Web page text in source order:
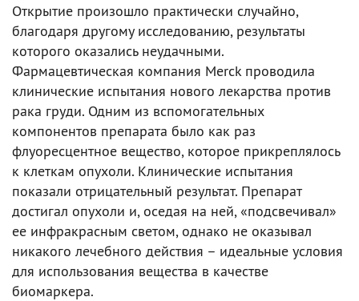
Открытие произошло практически случайно,
благодаря другому исследованию, результаты
которого оказались неудачными.
Фармацевтическая компания Merck проводила
клинические испытания нового лекарства против
рака груди. Одним из вспомогательных
компонентов препарата было как раз
флуоресцентное вещество, которое прикреплялось
к клеткам опухоли. Клинические испытания
показали отрицательный результат. Препарат
достигал опухоли и, оседая на ней, «подсвечивал»
ее инфракрасным светом, однако не оказывал
никакого лечебного действия – идеальные условия
для использования вещества в качестве
биомаркера.